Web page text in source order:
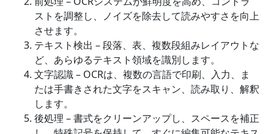
ストを調整し、ノイズを除去して読みやすさを向上
させます。
テキスト検出 – 段落、表、複数段組みレイアウトな
ど、あらゆるテキスト領域を識別します。
文字認識 – OCRは、複数の言語で印刷、入力、ま
たは手書きされた文字をスキャン、読み取り、解釈
します。
後処理 – 書式をクリーンアップし、スペースを補正